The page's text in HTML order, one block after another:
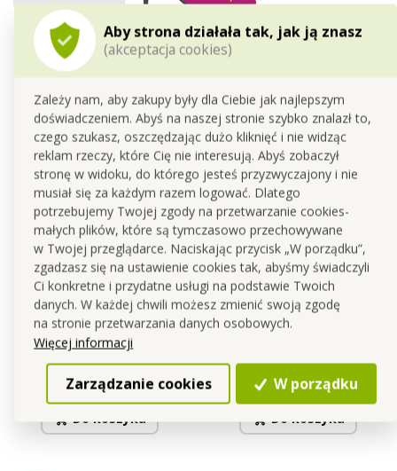
Aby strona działała tak, jak ją znasz
(akceptacja cookies)
Zależy nam, aby zakupy były dla Ciebie jak najlepszym
doświadczeniem. Abyś na naszej stronie szybko znalazł to,
czego szukasz, oszczędzając dużo kliknięć i nie widząc
reklam rzeczy, które Cię nie interesują. Abyś zobaczył
stronę w widoku, do którego jesteś przyzwyczajony i nie
musiał się za każdym razem logować. Dlatego
potrzebujemy Twojej zgody na przetwarzanie cookies-
małych plików, które są tymczasowo przechowywane
w Twojej przeglądarce. Naciskając przycisk „W porządku”,
zgadzasz się na ustawienie cookies tak, abyśmy świadczyli
Ci konkretne i przydatne usługi na podstawie Twoich
danych. W każdej chwili możesz zmienić swoją zgodę
na stronie przetwarzania danych osobowych.
Więcej informacji
Zarządzanie cookies W porządku
6 szt. Żelowe wkładki do butów dla komfortowego
chodzenia
Cena dla Ciebie
14,90 zł
ŁYŻKA DO ZAKŁADANIA
BUTÓW czarna
Cena dla Ciebie
3,49 zł
Do koszyka
BOOTS | Pochłaniacz
| 6 szt. (3 pary)
27,90 zł
Do koszyka